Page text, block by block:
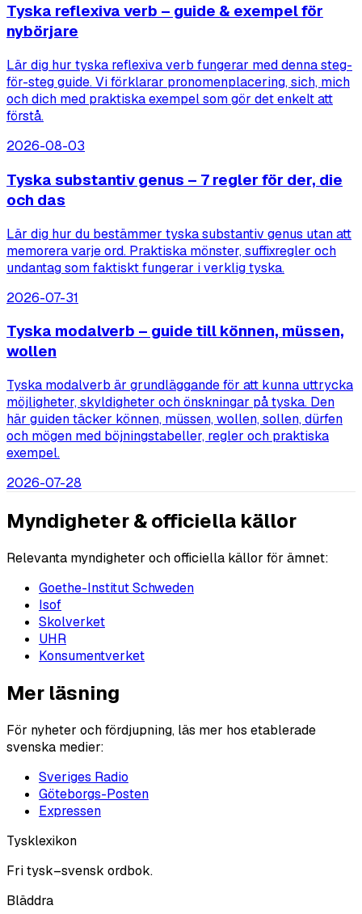
Tyska reflexiva verb – guide & exempel för
nybörjare
Lär dig hur tyska reflexiva verb fungerar med denna steg-
för-steg guide. Vi förklarar pronomenplacering, sich, mich
och dich med praktiska exempel som gör det enkelt att
förstå.
2026-08-03
Tyska substantiv genus – 7 regler för der, die
och das
Lär dig hur du bestämmer tyska substantiv genus utan att
memorera varje ord. Praktiska mönster, suffixregler och
undantag som faktiskt fungerar i verklig tyska.
2026-07-31
Tyska modalverb – guide till können, müssen,
wollen
Tyska modalverb är grundläggande för att kunna uttrycka
möjligheter, skyldigheter och önskningar på tyska. Den
här guiden täcker können, müssen, wollen, sollen, dürfen
och mögen med böjningstabeller, regler och praktiska
exempel.
2026-07-28
Myndigheter & officiella källor
Relevanta myndigheter och officiella källor för ämnet:
Goethe-Institut Schweden
Isof
Skolverket
UHR
Konsumentverket
Mer läsning
För nyheter och fördjupning, läs mer hos etablerade
svenska medier:
Sveriges Radio
Göteborgs-Posten
Expressen
Tysklexikon
Fri tysk–svensk ordbok.
Bläddra